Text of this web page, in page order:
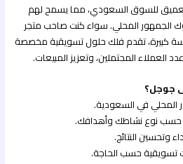
للسوق السعودي، مما يسمح لهم
الجمهور المحلي. سواء كنت صاحب متجر
كبيرة، تقدم فلك حلول تسويقية مخصصة
العملاء المحتملين، وتعزيز المبيعات.
جوجل؟
المحلي في السعودية.
نوع نشاطك وأهدافك.
وتحسين النتائج.
تسويقية حسب الحاجة.